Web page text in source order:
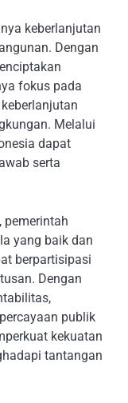
keberlanjutan
Dengan
fokus pada
Melalui
dapat
serta
pemerintah
yang baik dan
berpartisipasi
Dengan
publik
kekuatan
tantangan